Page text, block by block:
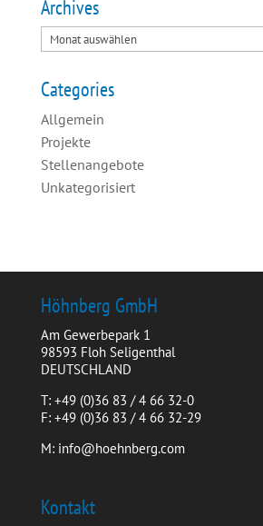
Archives
Categories
Allgemein
Projekte
Stellenangebote
Unkategorisiert
Höhnberg GmbH
Am Gewerbepark 1
98593 Floh Seligenthal
DEUTSCHLAND
T: +49 (0)36 83 / 4 66 32-0
F: +49 (0)36 83 / 4 66 32-29
M: info@hoehnberg.com
Kontakt